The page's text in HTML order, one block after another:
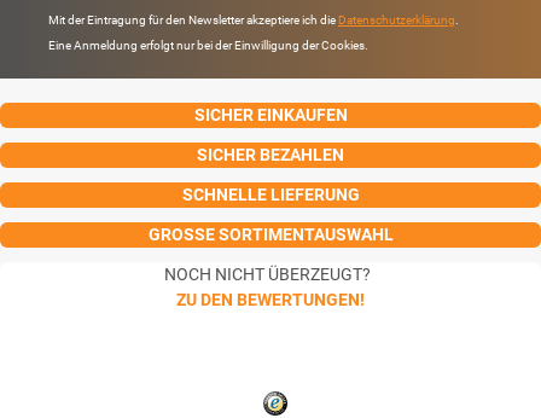
Mit der Eintragung für den Newsletter akzeptiere ich die Datenschutzerklärung
Eine Anmeldung erfolgt nur bei der Einwilligung der Cookies.
SICHER EINKAUFEN
SICHER BEZAHLEN
SCHNELLE LIEFERUNG
GROSSE SORTIMENTAUSWAHL
NOCH NICHT ÜBERZEUGT?
ZU DEN BEWERTUNGEN!